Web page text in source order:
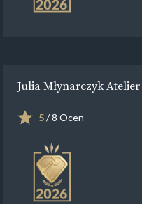
Julia Młynarczyk Atelier
5/ 8 Ocen